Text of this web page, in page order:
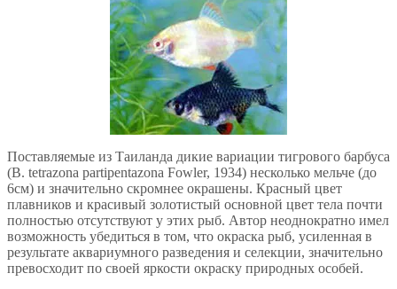
Поставляемые из Таиланда дикие вариации тигрового барбуса
(В. tetrazona partipentazona Fowler, 1934) несколько мельче (до
6см) и значительно скромнее окрашены. Красный цвет
плавников и красивый золотистый основной цвет тела почти
полностью отсутствуют у этих рыб. Автор неоднократно имел
возможность убедиться в том, что окраска рыб, усиленная в
результате аквариумного разведения и селекции, значительно
превосходит по своей яркости окраску природных особей.